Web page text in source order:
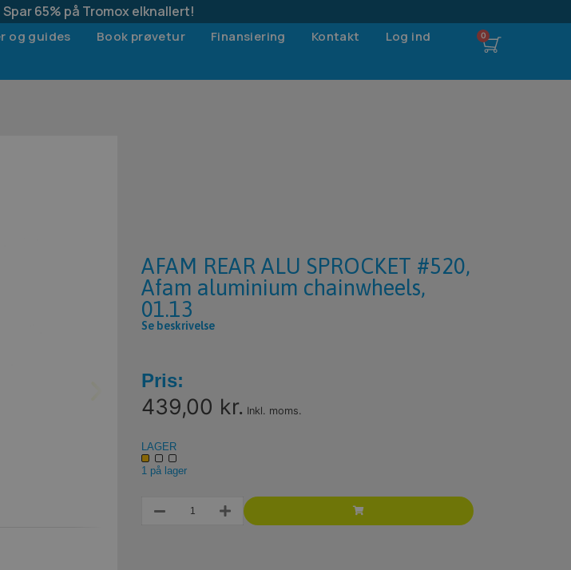
Spar 65% på Tromox elknallert!
og guides Book prøvetur Finansiering Kontakt Log ind
AFAM REAR ALU SPROCKET #520,
Afam aluminium chainwheels,
01.13
Se beskrivelse
Pris:
439,00 kr. Inkl. moms.
LAGER
1 på lager